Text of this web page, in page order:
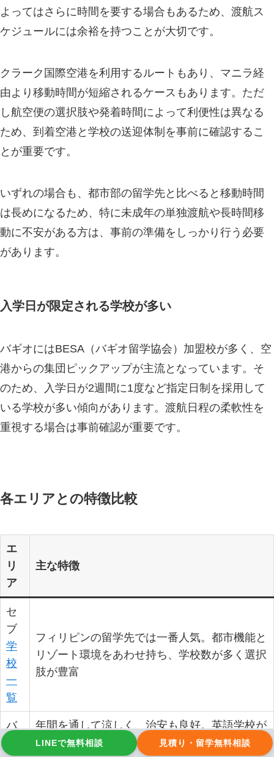
よってはさらに時間を要する場合もあるため、渡航ス
ケジュールには余裕を持つことが大切です。
クラーク国際空港を利用するルートもあり、マニラ経
由より移動時間が短縮されるケースもあります。ただ
し航空便の選択肢や発着時間によって利便性は異なる
ため、到着空港と学校の送迎体制を事前に確認するこ
とが重要です。
いずれの場合も、都市部の留学先と比べると移動時間
は長めになるため、特に未成年の単独渡航や長時間移
動に不安がある方は、事前の準備をしっかり行う必要
があります。
入学日が限定される学校が多い
バギオにはBESA（バギオ留学協会）加盟校が多く、空
港からの集団ピックアップが主流となっています。そ
のため、入学日が2週間に1度など指定日制を採用して
いる学校が多い傾向があります。渡航日程の柔軟性を
重視する場合は事前確認が重要です。
各エリアとの特徴比較
エ
リ
ア
主な特徴
セ
ブ
学
校
一
覧
フィリピンの留学先では一番人気。都市機能と
リゾート環境をあわせ持ち、学校数が多く選択
肢が豊富
バ
年間を通して涼しく、治安も良好。英語学校が
多く集まる学園都市で、美しい自然と落ち着い
LINEで無料相談 見積り・留学無料相談